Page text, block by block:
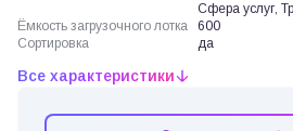
Сфера услуг,
Ёмкость загрузочного лотка
600
Сортировка
да
Все характеристики